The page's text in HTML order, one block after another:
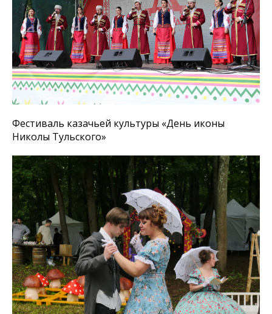
Фестиваль казачьей культуры «День иконы
Николы Тульского»